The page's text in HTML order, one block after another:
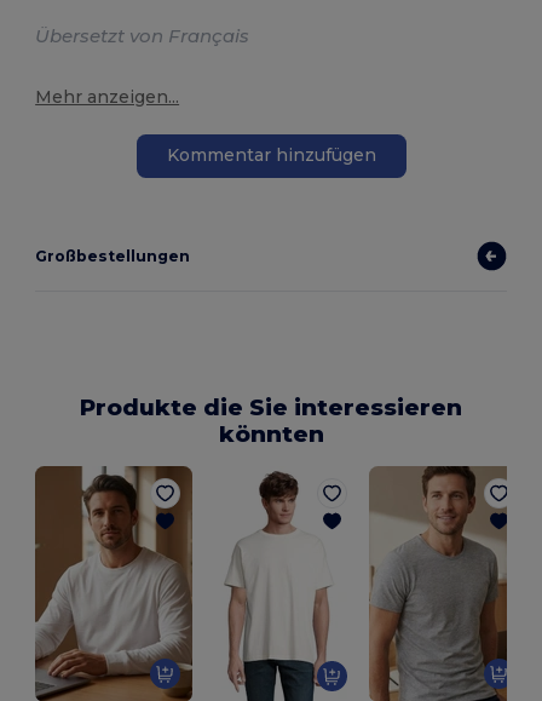
Übersetzt von Français
Mehr anzeigen...
Kommentar hinzufügen
Großbestellungen
Produkte die Sie interessieren
könnten